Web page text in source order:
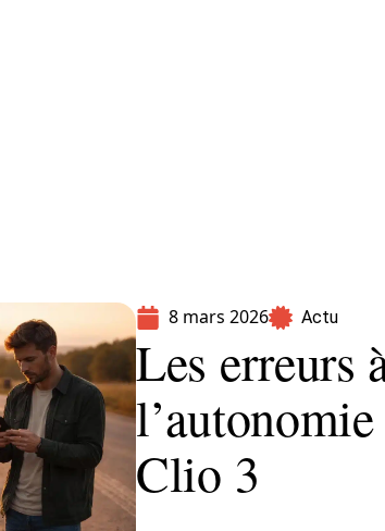
8 mars 2026 Actu
Les erreurs
Clio 3